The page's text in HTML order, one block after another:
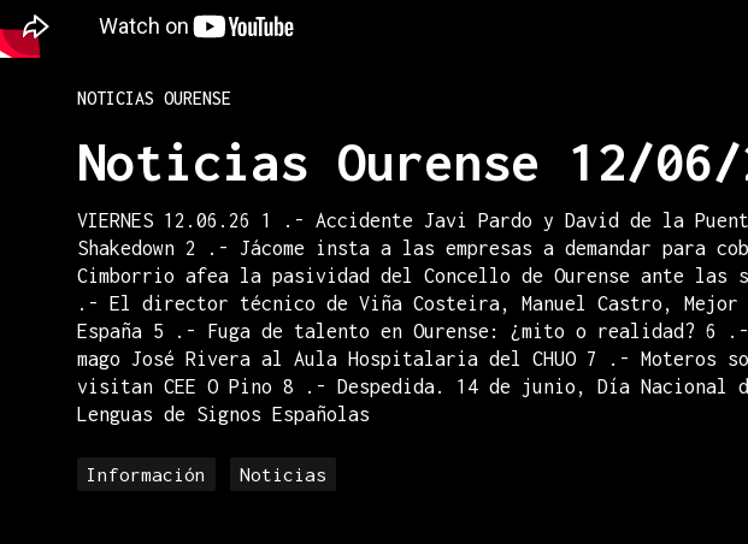
NOTICIAS OURENSE
Noticias Ourense 12/06/
VIERNES 12.06.26 1 .- Accidente Javi Pardo y David de la
Shakedown 2 .- Jácome insta a las empresas a demandar para
Cimborrio afea la pasividad del Concello de Ourense ante las
.- El director técnico de Viña Costeira, Manuel Castro, Mejor
España 5 .- Fuga de talento en Ourense: ¿mito o realidad? 6
mago José Rivera al Aula Hospitalaria del CHUO 7 .- Moteros
visitan CEE O Pino 8 .- Despedida. 14 de junio, Día Nacional
Lenguas de Signos Españolas
Información Noticias